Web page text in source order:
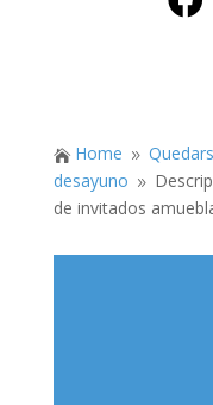
 Home 9
desayuno
9
de invitados